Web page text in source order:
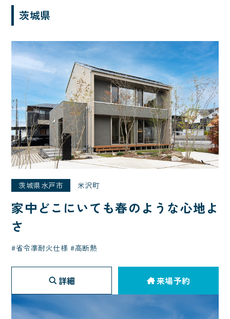
茨城県
茨城県水戸市 米沢町
家中どこにいても春のような心地よ
さ
省令準耐火仕様 高断熱
詳細 来場予約